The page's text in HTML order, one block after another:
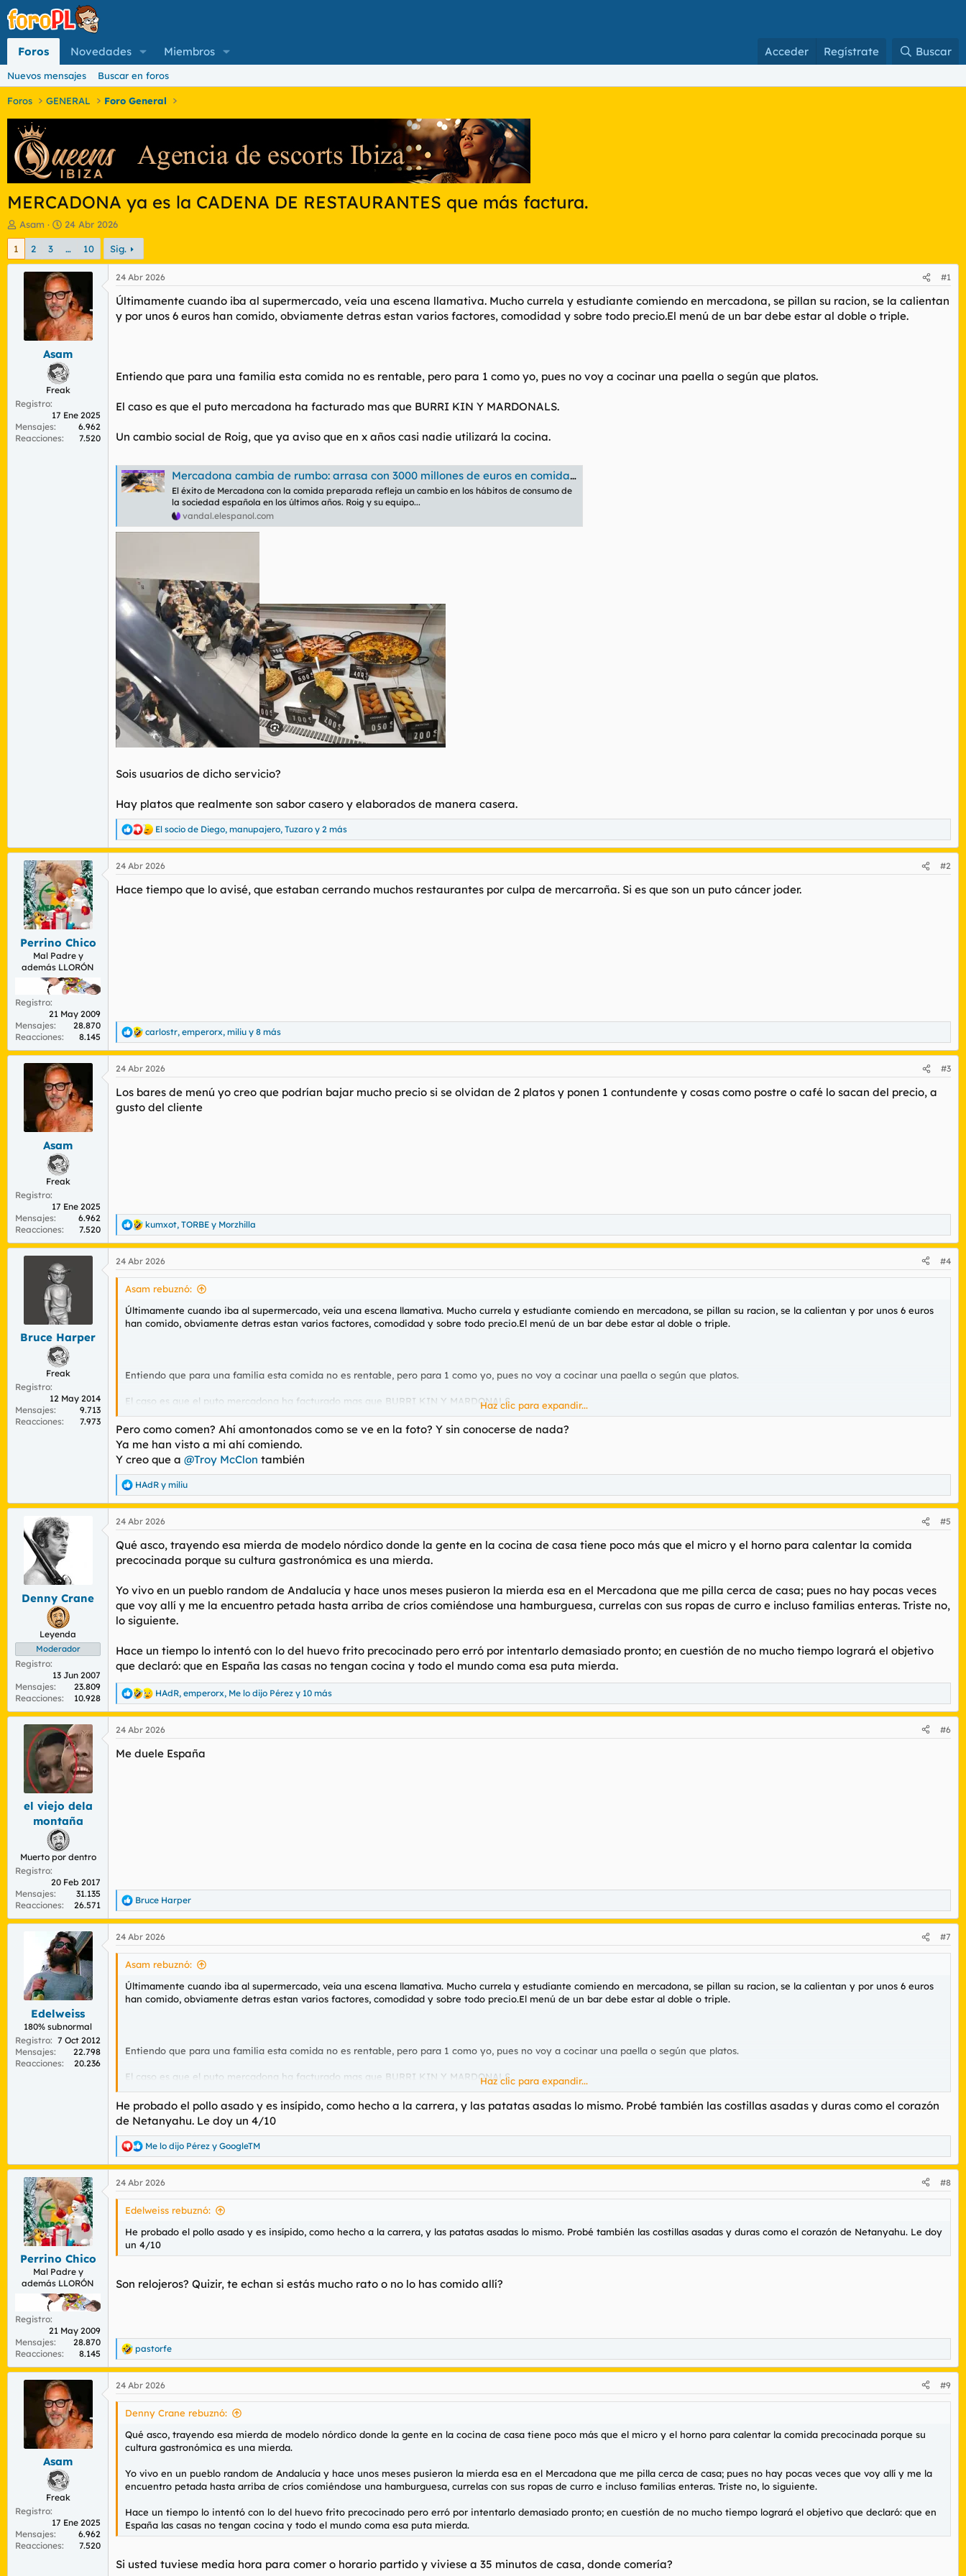
Foros Novedades Miembros Acceder Regístrate Buscar
Nuevos mensajes Buscar en foros
Foros GENERAL Foro General
MERCADONA ya es la CADENA DE RESTAURANTES que más factura.
I
n
c
d
m
Asam
F
e
c
h
a
d
e
i
n
i
c
i
o
24 Abr 2026
1 2 3 … 10 Sig.
Asam
Freak
Registro
17 Ene 2025
Mensajes
6.962
Reacciones
7.520
24 Abr 2026 #1
Últimamente cuando iba al supermercado, veía una escena llamativa. Mucho currela y estudiante comiendo en mercadona, se pillan su racion, se la calientan
y por unos 6 euros han comido, obviamente detras estan varios factores, comodidad y sobre todo precio.El menú de un bar debe estar al doble o triple.
Entiendo que para una familia esta comida no es rentable, pero para 1 como yo, pues no voy a cocinar una paella o según que platos.
El caso es que el puto mercadona ha facturado mas que BURRI KIN Y MARDONALS.
Un cambio social de Roig, que ya aviso que en x años casi nadie utilizará la cocina.
Mercadona cambia de rumbo: arrasa con 3000 millones de euros en comida preparada y supera a cadenas de restaurantes en España
El éxito de Mercadona con la comida preparada refleja un cambio en los hábitos de consumo de
la sociedad española en los últimos años. Roig y su equipo...
vandal.elespanol.com
Sois usuarios de dicho servicio?
Hay platos que realmente son sabor casero y elaborados de manera casera.
R
e
c
i
El socio de Diego, manupajero, Tuzaro y 2 más
Perrino Chico
Mal Padre y
además LLORÓN
Registro
21 May 2009
Mensajes
28.870
Reacciones
8.145
24 Abr 2026 #2
Hace tiempo que lo avisé, que estaban cerrando muchos restaurantes por culpa de mercarroña. Si es que son un puto cáncer joder.
R
e
c
i
o
carlostr, emperorx, miliu y 8 más
Asam
Freak
Registro
17 Ene 2025
Mensajes
6.962
Reacciones
7.520
24 Abr 2026 #3
Los bares de menú yo creo que podrían bajar mucho precio si se olvidan de 2 platos y ponen 1 contundente y cosas como postre o café lo sacan del precio, a
gusto del cliente
R
e
a
c
c
kumxot, TORBE y Morzhilla
Bruce Harper
Freak
Registro
12 May 2014
Mensajes
9.713
Reacciones
7.973
24 Abr 2026 #4
Asam rebuznó:
Últimamente cuando iba al supermercado, veía una escena llamativa. Mucho currela y estudiante comiendo en mercadona, se pillan su racion, se la calientan y por unos 6 euros
han comido, obviamente detras estan varios factores, comodidad y sobre todo precio.El menú de un bar debe estar al doble o triple.
Entiendo que para una familia esta comida no es rentable, pero para 1 como yo, pues no voy a cocinar una paella o según que platos.
El caso es que el puto mercadona ha facturado mas que BURRI KIN Y MARDONALS.
Un cambio social de Roig, que ya aviso que en x años casi nadie utilizará la cocina.
Mercadona cambia de rumbo: arrasa con 3000 millones de euros en comida preparada y supera a cadenas de restaurantes en España
El éxito de Mercadona con la comida preparada refleja un cambio en los hábitos de consumo de
la sociedad española en los últimos años. Roig y su equipo...
vandal.elespanol.com
Ver el archivos adjunto 217899
Sois usuarios de dicho servicio?
Haz clic para expandir...
Pero como comen? Ahí amontonados como se ve en la foto? Y sin conocerse de nada?
Ya me han visto a mi ahí comiendo.
Y creo que a @Troy McClon también
R
e
c
i
o
s
:
HAdR y miliu
Denny Crane
Leyenda
Moderador
Registro
13 Jun 2007
Mensajes
23.809
Reacciones
10.928
24 Abr 2026 #5
Qué asco, trayendo esa mierda de modelo nórdico donde la gente en la cocina de casa tiene poco más que el micro y el horno para calentar la comida
precocinada porque su cultura gastronómica es una mierda.
Yo vivo en un pueblo random de Andalucía y hace unos meses pusieron la mierda esa en el Mercadona que me pilla cerca de casa; pues no hay pocas veces
que voy allí y me la encuentro petada hasta arriba de críos comiéndose una hamburguesa, currelas con sus ropas de curro e incluso familias enteras. Triste no,
lo siguiente.
Hace un tiempo lo intentó con lo del huevo frito precocinado pero erró por intentarlo demasiado pronto; en cuestión de no mucho tiempo logrará el objetivo
que declaró: que en España las casas no tengan cocina y todo el mundo coma esa puta mierda.
R
e
a
c
i
HAdR, emperorx, Me lo dijo Pérez y 10 más
el viejo dela
montaña
Muerto por dentro
Registro
20 Feb 2017
Mensajes
31.135
Reacciones
26.571
24 Abr 2026 #6
Me duele España
R
e
c
c
Bruce Harper
Edelweiss
180% subnormal
Registro
7 Oct 2012
Mensajes
22.798
Reacciones
20.236
24 Abr 2026 #7
Asam rebuznó:
Últimamente cuando iba al supermercado, veía una escena llamativa. Mucho currela y estudiante comiendo en mercadona, se pillan su racion, se la calientan y por unos 6 euros
han comido, obviamente detras estan varios factores, comodidad y sobre todo precio.El menú de un bar debe estar al doble o triple.
Entiendo que para una familia esta comida no es rentable, pero para 1 como yo, pues no voy a cocinar una paella o según que platos.
El caso es que el puto mercadona ha facturado mas que BURRI KIN Y MARDONALS.
Un cambio social de Roig, que ya aviso que en x años casi nadie utilizará la cocina.
Mercadona cambia de rumbo: arrasa con 3000 millones de euros en comida preparada y supera a cadenas de restaurantes en España
El éxito de Mercadona con la comida preparada refleja un cambio en los hábitos de consumo de
la sociedad española en los últimos años. Roig y su equipo...
Ver el archivos adjunto 217899Ver el archivos adjunto 217898
Sois usuarios de dicho servicio?
Hay platos que realmente son sabor casero y elaborados de manera casera.
Haz clic para expandir...
He probado el pollo asado y es insípido, como hecho a la carrera, y las patatas asadas lo mismo. Probé también las costillas asadas y duras como el corazón
de Netanyahu. Le doy un 4/10
R
e
a
c
c
s
Me lo dijo Pérez y GoogleTM
Perrino Chico
Mal Padre y
además LLORÓN
Registro
21 May 2009
Mensajes
28.870
Reacciones
8.145
24 Abr 2026 #8
Edelweiss rebuznó:
He probado el pollo asado y es insípido, como hecho a la carrera, y las patatas asadas lo mismo. Probé también las costillas asadas y duras como el corazón de Netanyahu. Le doy
un 4/10
Son relojeros? Quizir, te echan si estás mucho rato o no lo has comido allí?
R
e
a
c
c
n
e
pastorfe
Asam
Freak
Registro
17 Ene 2025
Mensajes
6.962
Reacciones
7.520
24 Abr 2026 #9
Denny Crane rebuznó:
Qué asco, trayendo esa mierda de modelo nórdico donde la gente en la cocina de casa tiene poco más que el micro y el horno para calentar la comida precocinada porque su
cultura gastronómica es una mierda.
Yo vivo en un pueblo random de Andalucía y hace unos meses pusieron la mierda esa en el Mercadona que me pilla cerca de casa; pues no hay pocas veces que voy allí y me la
encuentro petada hasta arriba de críos comiéndose una hamburguesa, currelas con sus ropas de curro e incluso familias enteras. Triste no, lo siguiente.
Hace un tiempo lo intentó con lo del huevo frito precocinado pero erró por intentarlo demasiado pronto; en cuestión de no mucho tiempo logrará el objetivo que declaró: que en
España las casas no tengan cocina y todo el mundo coma esa puta mierda.
Si usted tuviese media hora para comer o horario partido y viviese a 35 minutos de casa, donde comería?